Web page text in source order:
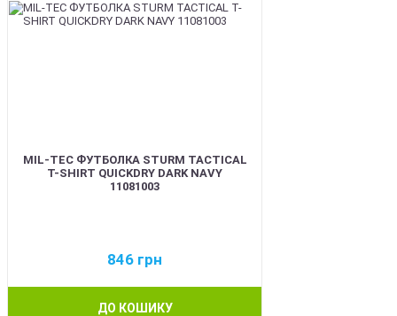
MIL-TEC ФУТБОЛКА STURM TACTICAL
T-SHIRT QUICKDRY DARK NAVY
11081003
846 грн
ДО КОШИКУ